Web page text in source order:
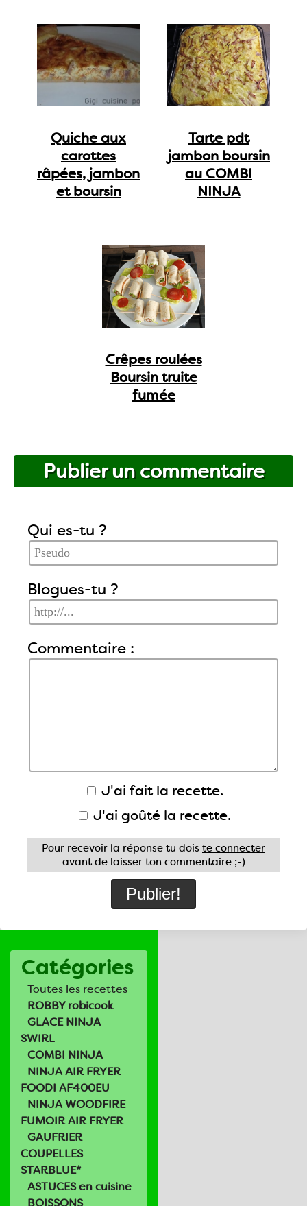
Catégories
Toutes les recettes
ROBBY robicook
GLACE NINJA
SWIRL
COMBI NINJA
NINJA AIR FRYER
FOODI AF400EU
NINJA WOODFIRE
FUMOIR AIR FRYER
GAUFRIER
COUPELLES
STARBLUE*
ASTUCES en cuisine
BOISSONS
Quiche aux
carottes
râpées, jambon
et boursin
Tarte pdt
jambon boursin
au COMBI
NINJA
Crêpes roulées
Boursin truite
fumée
Publier un commentaire
Qui es-tu ?
Blogues-tu ?
Commentaire :
J'ai fait la recette.
J'ai goûté la recette.
Pour recevoir la réponse tu dois te connecter
avant de laisser ton commentaire ;-)